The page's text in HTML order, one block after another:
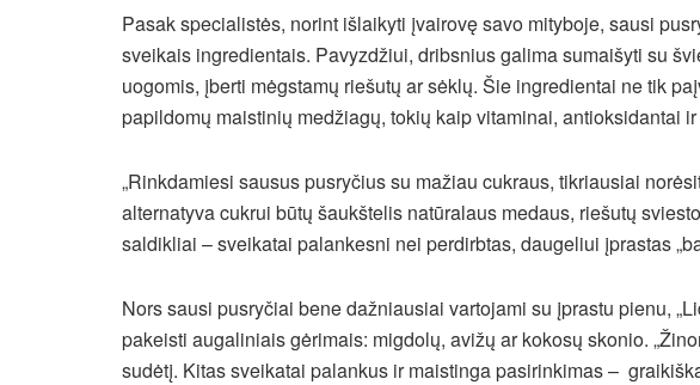
Pasak specialistės, norint išlaikyti įvairovę savo mityboje, sausi
sveikais ingredientais. Pavyzdžiui, dribsnius galima sumaišyti su
uogomis, įberti mėgstamų riešutų ar sėklų. Šie ingredientai ne tik
papildomų maistinių medžiagų, tokių kaip vitaminai, antioksidantai
„Rinkdamiesi sausus pusryčius su mažiau cukraus, tikriausiai
alternatyva cukrui būtų šaukštelis natūralaus medaus, riešutų
saldikliai – sveikatai palankesni nei perdirbtas, daugeliui įprastas
Nors sausi pusryčiai bene dažniausiai vartojami su įprastu pienu,
pakeisti augaliniais gėrimais: migdolų, avižų ar kokosų skonio.
sudėtį. Kitas sveikatai palankus ir maistinga pasirinkimas –